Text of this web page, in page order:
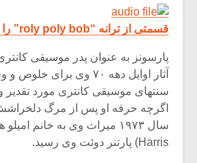
قسمتی از ترانه “roly poly bob” را از wills بشنوید
پارسونز به عنوان پدر موسیقی
آثار اوایل دهه ۷۰ وی برای
سنتهای موسیقی کانتری مورد
اگرچه حرفه او پس از مرگ دلخراشش
Harris) پارتنر دوئت وی رسید.
میکلوش روژا